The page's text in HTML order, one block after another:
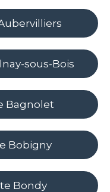
sous-Bois
Bagnolet
Bobigny
Bondy